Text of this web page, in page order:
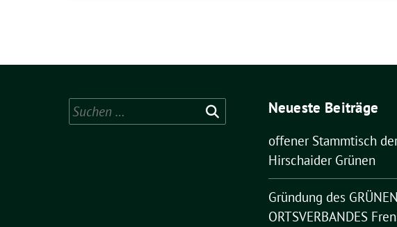
Suchen
nach:
Neueste Beiträge
offener Stammtisch
Hirschaider Grünen
Gründung des GRÜNEN
ORTSVERBANDES